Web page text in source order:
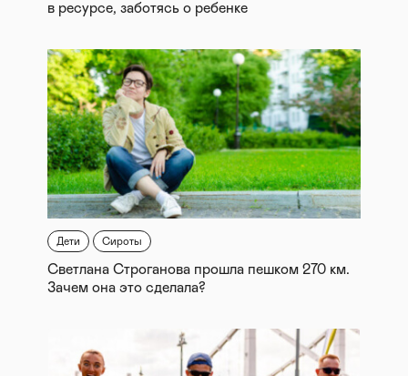
в ресурсе, заботясь о ребенке
Дети Сироты
Светлана Строганова прошла пешком 270 км.
Зачем она это сделала?